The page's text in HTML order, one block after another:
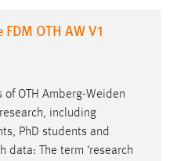
OTH AW V1
of OTH Amberg-Weiden
including
PhD students and
data: The term ‘research
wird in diesem Cookie